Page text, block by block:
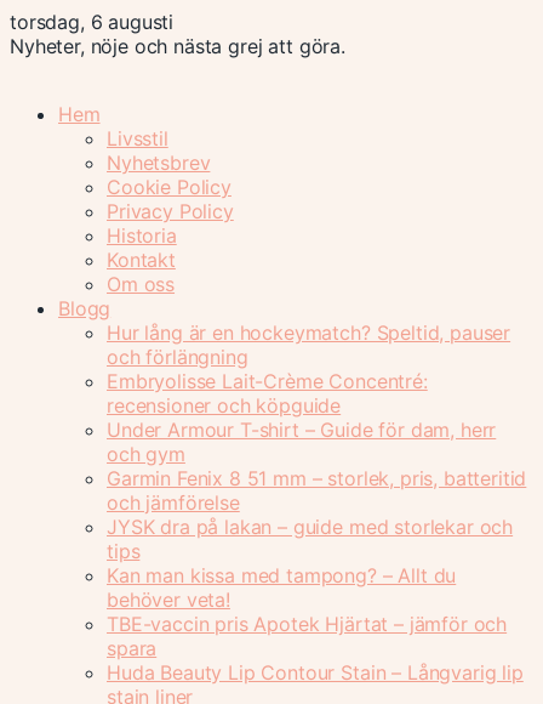
torsdag, 6 augusti
Nyheter, nöje och nästa grej att göra.
Hem
Livsstil
Nyhetsbrev
Cookie Policy
Privacy Policy
Historia
Kontakt
Om oss
Blogg
Hur lång är en hockeymatch? Speltid, pauser
och förlängning
Embryolisse Lait-Crème Concentré:
recensioner och köpguide
Under Armour T-shirt – Guide för dam, herr
och gym
Garmin Fenix 8 51 mm – storlek, pris, batteritid
och jämförelse
JYSK dra på lakan – guide med storlekar och
tips
Kan man kissa med tampong? – Allt du
behöver veta!
TBE-vaccin pris Apotek Hjärtat – jämför och
spara
Huda Beauty Lip Contour Stain – Långvarig lip
stain liner